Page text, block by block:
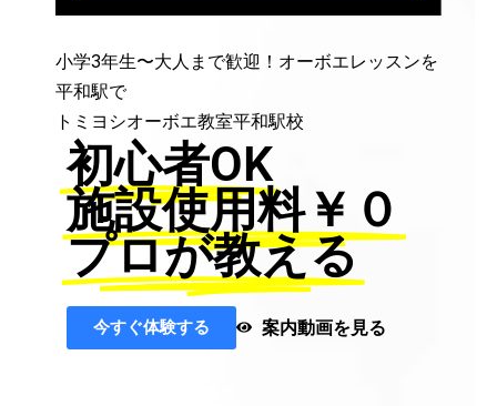
小学3年生〜大人まで歓迎！オーボエレッスンを
平和駅で
トミヨシオーボエ教室平和駅校
初心者OK
施設使用料￥０
プロが教える
今すぐ体験する 案内動画を見る